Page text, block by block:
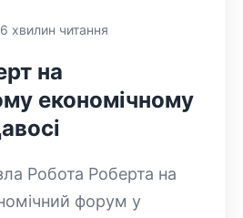
6 хвилин читання
на
економічному
Робота Роберта на
форум у